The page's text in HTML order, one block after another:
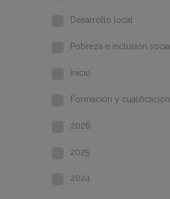
Desarrollo local
Pobreza e inclusión social
Inicio
Formación y cualificación
2026
2025
2024